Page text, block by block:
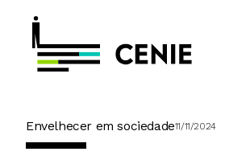
Envelhecer em sociedade11/11/2024